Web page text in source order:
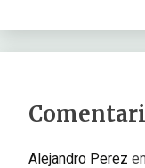
Alejandro Perez